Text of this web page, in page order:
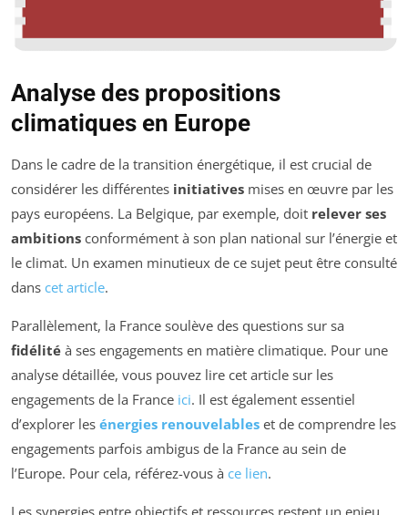
Analyse des propositions
climatiques en Europe
Dans le cadre de la transition énergétique, il est crucial de
considérer les différentes initiatives mises en œuvre par les
pays européens. La Belgique, par exemple, doit relever ses
ambitions conformément à son plan national sur l’énergie et
le climat. Un examen minutieux de ce sujet peut être consulté
dans cet article.
Parallèlement, la France soulève des questions sur sa
fidélité à ses engagements en matière climatique. Pour une
analyse détaillée, vous pouvez lire cet article sur les
engagements de la France ici. Il est également essentiel
d’explorer les énergies renouvelables et de comprendre les
engagements parfois ambigus de la France au sein de
l’Europe. Pour cela, référez-vous à ce lien.
Les synergies entre objectifs et ressources restent un enjeu